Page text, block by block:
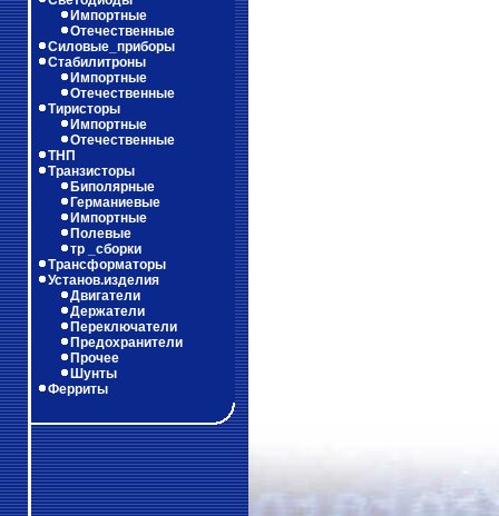
Импортные
Отечественные
Силовые_приборы
Стабилитроны
Импортные
Отечественные
Тиристоры
Импортные
Отечественные
ТНП
Транзисторы
Биполярные
Германиевые
Импортные
Полевые
тр _сборки
Трансформаторы
Установ.изделия
Двигатели
Держатели
Переключатели
Предохранители
Прочее
Шунты
Ферриты